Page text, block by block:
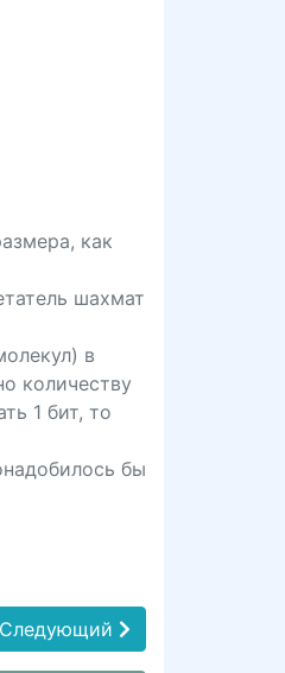
как
шахмат
в
количеству
1 бит, то
бы
Следующий